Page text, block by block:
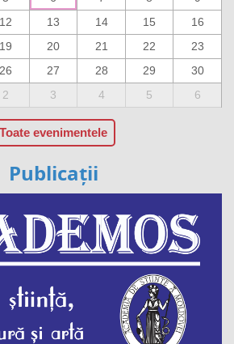
12 13 14 15
16
19 20 21 22
23
26 27 28 29
30
2 3 4 5 6
Toate evenimentele
Publicații